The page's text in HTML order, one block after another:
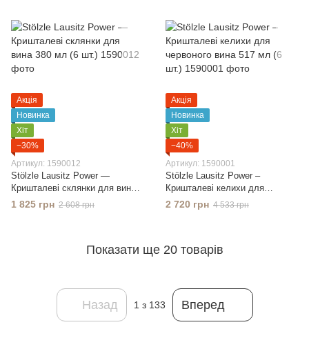
Акція
Новинка
Хіт
−30%
Артикул: 1590012
Stölzle Lausitz Power —
Кришталеві склянки для вина
380 мл (6 шт.)
1 825 грн 2 608 грн
Акція
Новинка
Хіт
−40%
Артикул: 1590001
Stölzle Lausitz Power –
Кришталеві келихи для
червоного вина 517 мл (6 шт.)
2 720 грн 4 533 грн
Показати ще 20 товарів
Назад 1 з 133 Вперед